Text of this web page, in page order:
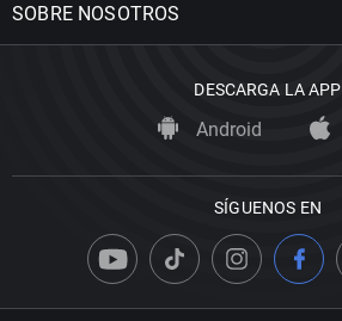
SOBRE NOSOTROS
DESCARGA LA APP
Android
SÍGUENOS EN